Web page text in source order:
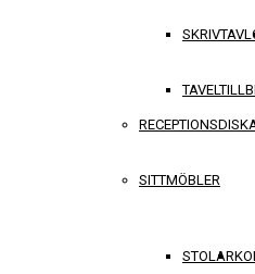
SITTMÖBLER
STOLAR